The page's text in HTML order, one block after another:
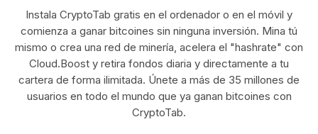
Instala CryptoTab gratis en el ordenador o en el móvil y
comienza a ganar bitcoines sin ninguna inversión. Mina tú
mismo o crea una red de minería, acelera el "hashrate" con
Cloud.Boost y retira fondos diaria y directamente a tu
cartera de forma ilimitada. Únete a más de 35 millones de
usuarios en todo el mundo que ya ganan bitcoines con
CryptoTab.